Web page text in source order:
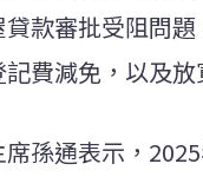
款審批受阻問
費減免，以及放
孫通表示，